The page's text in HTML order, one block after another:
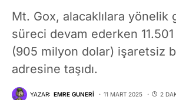
Mt. Gox, alacaklılara yönelik
süreci devam ederken
(905 milyon dolar) işaretsiz
adresine taşıdı.
YAZAR: EMRE GUNERI 11 MART 2025 2